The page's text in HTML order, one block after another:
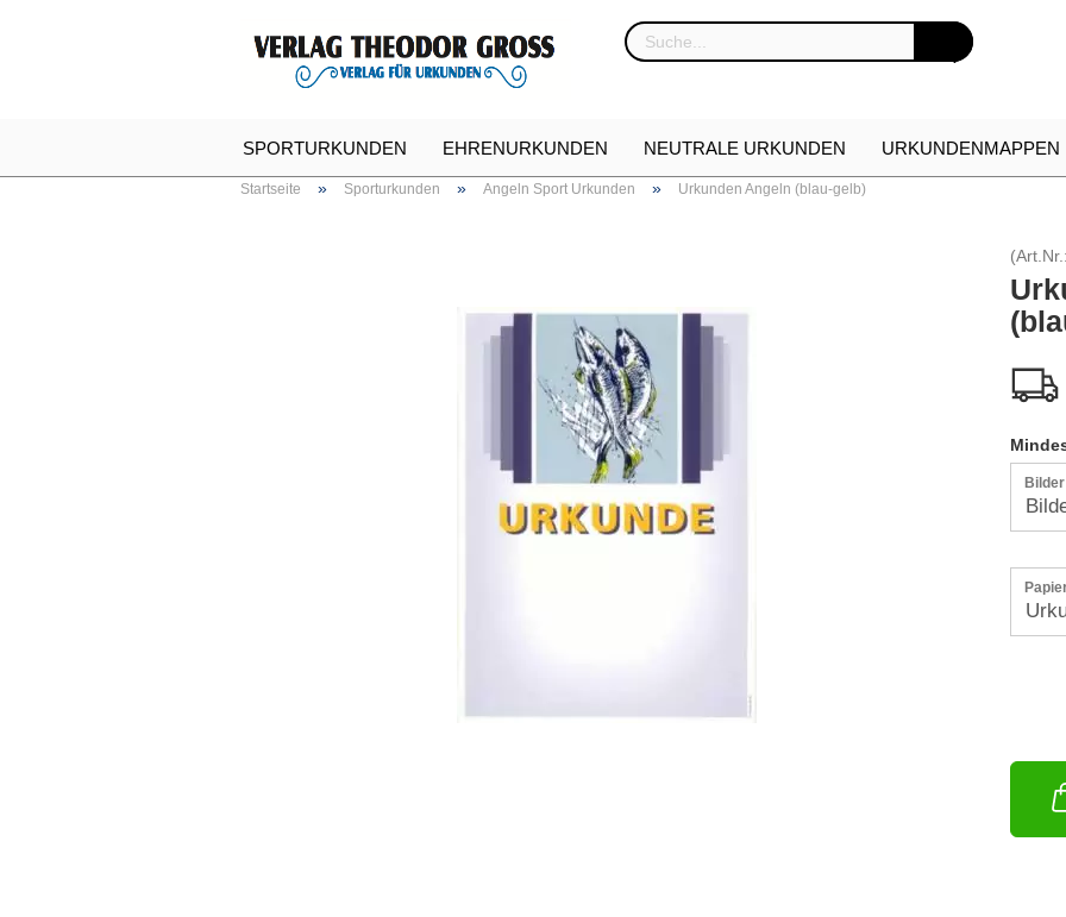
SPORTURKUNDEN EHRENURKUNDEN NEUTRALE URKUNDEN URKUNDENMAPPEN
Startseite » Sporturkunden » Angeln Sport Urkunden » Urkunden Angeln (blau-gelb)
(Art.Nr.: